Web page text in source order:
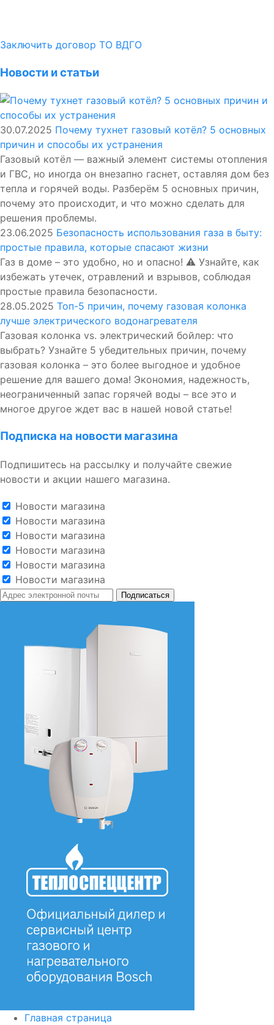
Заключить договор ТО ВДГО
Новости и статьи
30.07.2025 Почему тухнет газовый котёл? 5 основных
причин и способы их устранения
Газовый котёл — важный элемент системы отопления
и ГВС, но иногда он внезапно гаснет, оставляя дом без
тепла и горячей воды. Разберём 5 основных причин,
почему это происходит, и что можно сделать для
решения проблемы.
23.06.2025 Безопасность использования газа в быту:
простые правила, которые спасают жизни
Газ в доме – это удобно, но и опасно! ⚠️ Узнайте, как
избежать утечек, отравлений и взрывов, соблюдая
простые правила безопасности.
28.05.2025 Топ-5 причин, почему газовая колонка
лучше электрического водонагревателя
Газовая колонка vs. электрический бойлер: что
выбрать? Узнайте 5 убедительных причин, почему
газовая колонка – это более выгодное и удобное
решение для вашего дома! Экономия, надежность,
неограниченный запас горячей воды – все это и
многое другое ждет вас в нашей новой статье!
Подписка на новости магазина
Подпишитесь на рассылку и получайте свежие
новости и акции нашего магазина.
Новости магазина
Новости магазина
Новости магазина
Новости магазина
Новости магазина
Новости магазина
Главная страница